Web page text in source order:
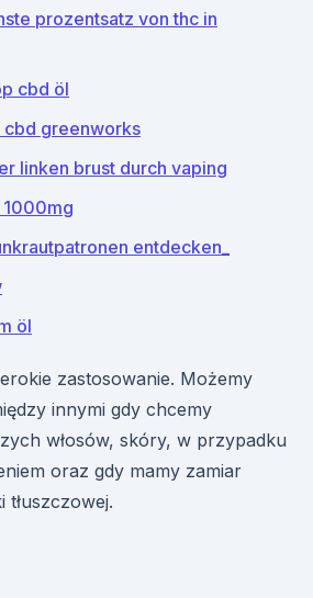
prozentsatz von thc in
cbd öl
greenworks
linken brust durch vaping
1000mg
entdecken_
öl
zastosowanie. Możemy
innymi gdy chcemy
włosów, skóry, w przypadku
oraz gdy mamy zamiar